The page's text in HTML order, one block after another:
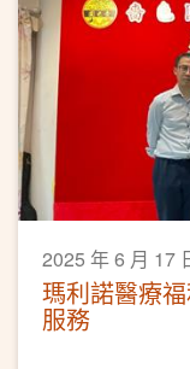
2025 年 6 月 17
瑪利諾醫療
服務